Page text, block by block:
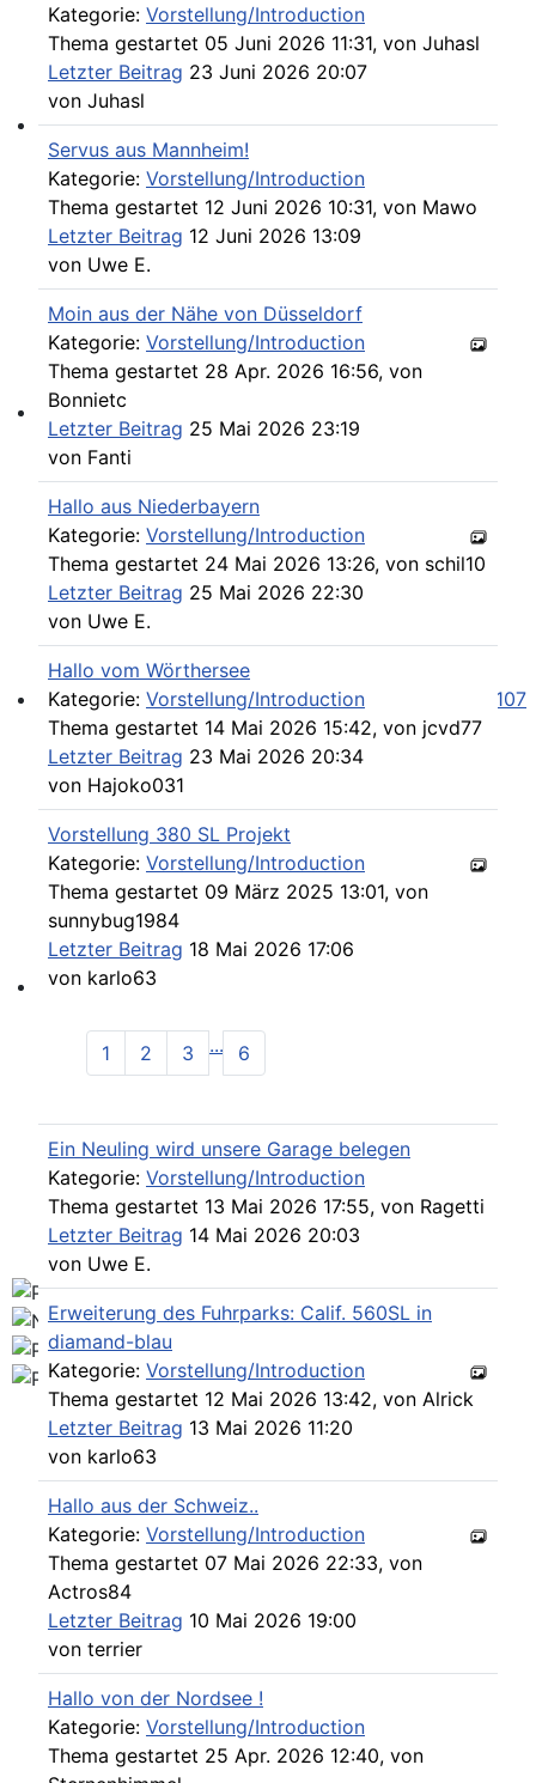
107er Technik
SL und SLC in jeder Farbe sehen
Please send your pre 82 datacards to Sternzeit-107
Kategorie: Vorstellung/Introduction
Thema gestartet 05 Juni 2026 11:31, von Juhasl
Letzter Beitrag 23 Juni 2026 20:07
von Juhasl
Servus aus Mannheim!
Kategorie: Vorstellung/Introduction
Thema gestartet 12 Juni 2026 10:31, von Mawo
Letzter Beitrag 12 Juni 2026 13:09
von Uwe E.
Moin aus der Nähe von Düsseldorf
Kategorie: Vorstellung/Introduction
Thema gestartet 28 Apr. 2026 16:56, von
Bonnietc
Letzter Beitrag 25 Mai 2026 23:19
von Fanti
Hallo aus Niederbayern
Kategorie: Vorstellung/Introduction
Thema gestartet 24 Mai 2026 13:26, von schil10
Letzter Beitrag 25 Mai 2026 22:30
von Uwe E.
Hallo vom Wörthersee
Kategorie: Vorstellung/Introduction
Thema gestartet 14 Mai 2026 15:42, von jcvd77
Letzter Beitrag 23 Mai 2026 20:34
von Hajoko031
Vorstellung 380 SL Projekt
Kategorie: Vorstellung/Introduction
Thema gestartet 09 März 2025 13:01, von
sunnybug1984
Letzter Beitrag 18 Mai 2026 17:06
von karlo63
1 2 3 ... 6
Ein Neuling wird unsere Garage belegen
Kategorie: Vorstellung/Introduction
Thema gestartet 13 Mai 2026 17:55, von Ragetti
Letzter Beitrag 14 Mai 2026 20:03
von Uwe E.
Erweiterung des Fuhrparks: Calif. 560SL in
diamand-blau
Kategorie: Vorstellung/Introduction
Thema gestartet 12 Mai 2026 13:42, von Alrick
Letzter Beitrag 13 Mai 2026 11:20
von karlo63
Hallo aus der Schweiz..
Kategorie: Vorstellung/Introduction
Thema gestartet 07 Mai 2026 22:33, von
Actros84
Letzter Beitrag 10 Mai 2026 19:00
von terrier
Hallo von der Nordsee !
Kategorie: Vorstellung/Introduction
Thema gestartet 25 Apr. 2026 12:40, von